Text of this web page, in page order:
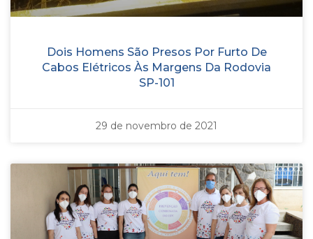
Dois Homens São Presos Por Furto De
Cabos Elétricos Às Margens Da Rodovia
SP-101
29 de novembro de 2021